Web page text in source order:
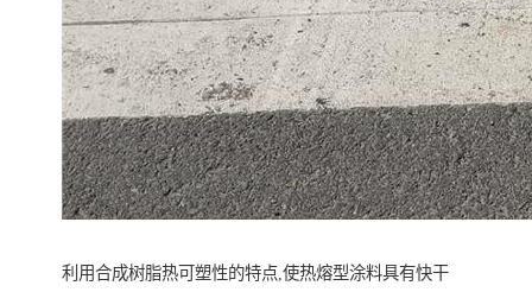
利用合成树脂热可塑性的特点,使热熔型涂料具有快干